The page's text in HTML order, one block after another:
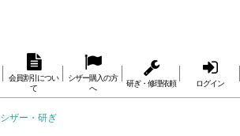
会員割引につい
て
シザー購入の方
へ
研ぎ・修理依頼 ログイン
シザー・研ぎ